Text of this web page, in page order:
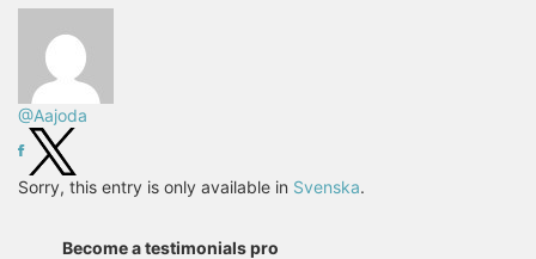
@Aajoda
Sorry, this entry is only available in Svenska.
Become a testimonials pro